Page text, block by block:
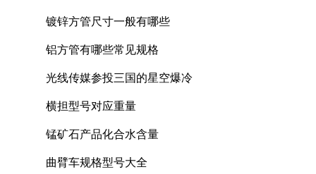
镀锌方管尺寸一般有哪些
铝方管有哪些常见规格
光线传媒参投三国的星空爆冷
横担型号对应重量
锰矿石产品化合水含量
曲臂车规格型号大全